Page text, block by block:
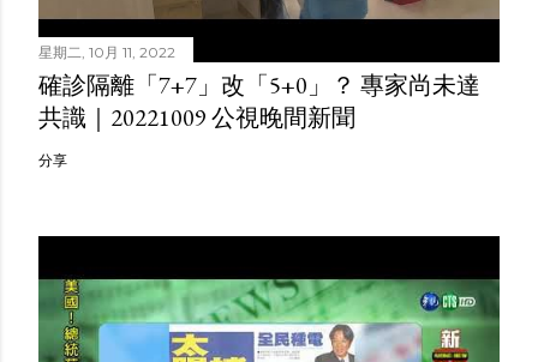
星期二, 10月 11, 2022
確診隔離「7+7」改「5+0」？ 專家尚未達
共識｜20221009 公視晚間新聞
分享